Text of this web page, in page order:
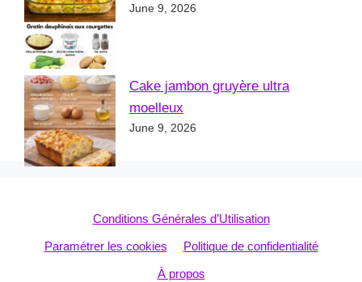
June 9, 2026
Cake jambon gruyère ultra
moelleux
June 9, 2026
Conditions Générales d’Utilisation
Paramétrer les cookies
Politique de confidentialité
À propos